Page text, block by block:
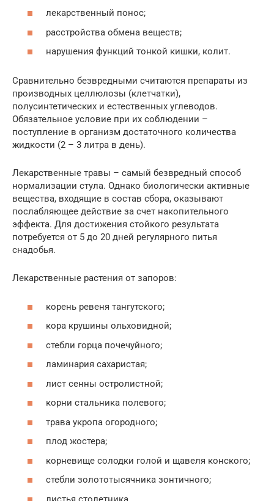
лекарственный понос;
расстройства обмена веществ;
нарушения функций тонкой кишки, колит.
Сравнительно безвредными считаются препараты из
производных целлюлозы (клетчатки),
полусинтетических и естественных углеводов.
Обязательное условие при их соблюдении –
поступление в организм достаточного количества
жидкости (2 – 3 литра в день).
Лекарственные травы – самый безвредный способ
нормализации стула. Однако биологически активные
вещества, входящие в состав сбора, оказывают
послабляющее действие за счет накопительного
эффекта. Для достижения стойкого результата
потребуется от 5 до 20 дней регулярного питья
снадобья.
Лекарственные растения от запоров:
корень ревеня тангутского;
кора крушины ольховидной;
стебли горца почечуйного;
ламинария сахаристая;
лист сенны остролистной;
корни стальника полевого;
трава укропа огородного;
плод жостера;
корневище солодки голой и щавеля конского;
стебли золототысячника зонтичного;